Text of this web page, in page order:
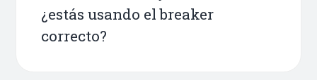
¿estás usando el breaker
correcto?